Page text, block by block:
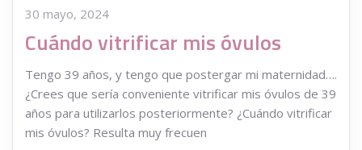
30 mayo, 2024
Cuándo vitrificar mis óvulos
Tengo 39 años, y tengo que postergar mi maternidad….
¿Crees que sería conveniente vitrificar mis óvulos de 39
años para utilizarlos posteriormente? ¿Cuándo vitrificar
mis óvulos? Resulta muy frecuen